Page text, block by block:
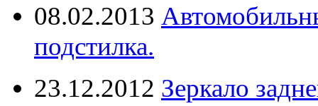
08.02.2013
подстилка.
23.12.2012 Зеркало